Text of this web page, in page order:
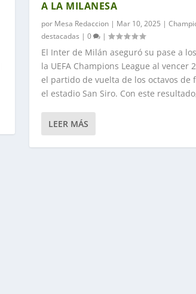
A LA MILANESA
por Mesa Redaccion| Mar 10, 2025 |
destacadas | 0 |
El Inter de Milán aseguró su pase a
la UEFA Champions League al vencer
el partido de vuelta de los octavos de
el estadio San Siro. Con este
LEER MÁS